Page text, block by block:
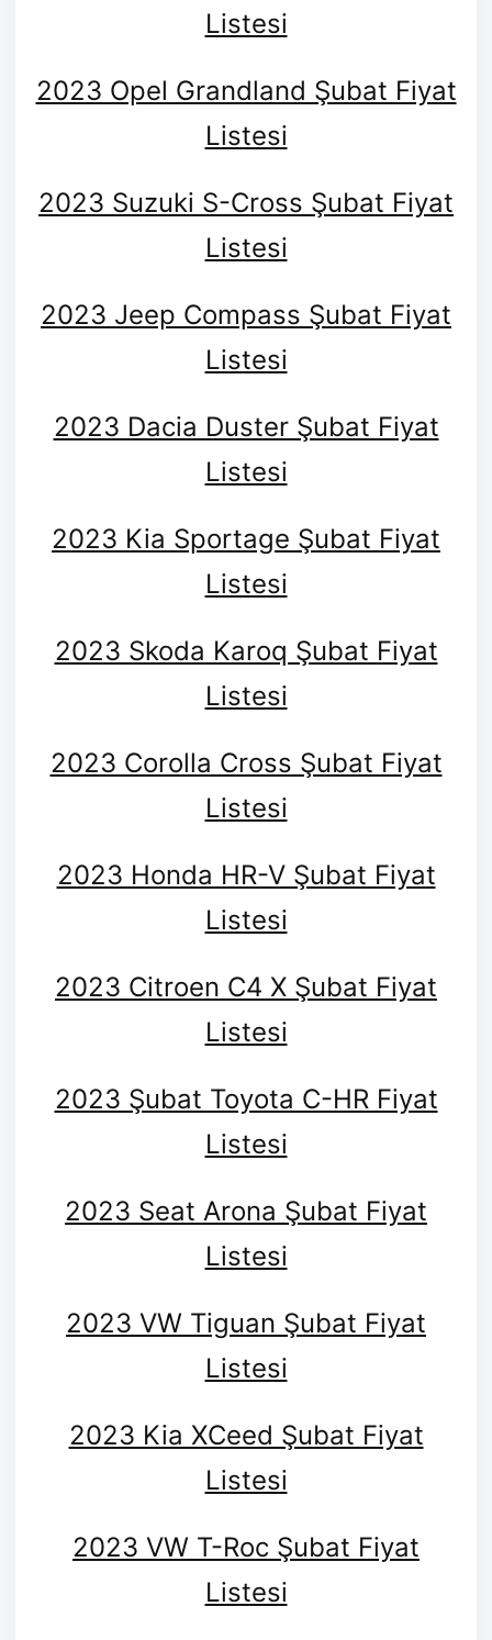
Listesi
2023 Opel Grandland Şubat Fiyat
Listesi
2023 Suzuki S-Cross Şubat Fiyat
Listesi
2023 Jeep Compass Şubat Fiyat
Listesi
2023 Dacia Duster Şubat Fiyat
Listesi
2023 Kia Sportage Şubat Fiyat
Listesi
2023 Skoda Karoq Şubat Fiyat
Listesi
2023 Corolla Cross Şubat Fiyat
Listesi
2023 Honda HR-V Şubat Fiyat
Listesi
2023 Citroen C4 X Şubat Fiyat
Listesi
2023 Şubat Toyota C-HR Fiyat
Listesi
2023 Seat Arona Şubat Fiyat
Listesi
2023 VW Tiguan Şubat Fiyat
Listesi
2023 Kia XCeed Şubat Fiyat
Listesi
2023 VW T-Roc Şubat Fiyat
Listesi